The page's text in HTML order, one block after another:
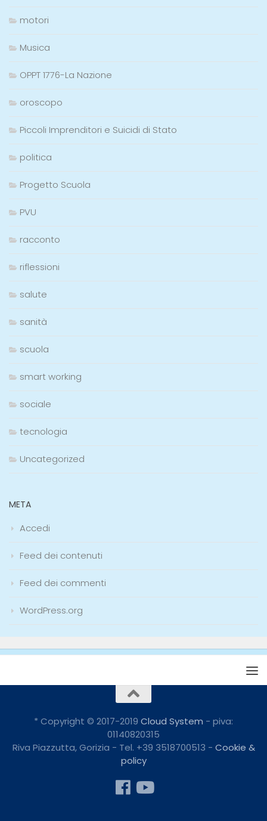
motori
Musica
OPPT 1776-La Nazione
oroscopo
Piccoli Imprenditori e Suicidi di Stato
politica
Progetto Scuola
PVU
racconto
riflessioni
salute
sanità
scuola
smart working
sociale
tecnologia
Uncategorized
META
Accedi
Feed dei contenuti
Feed dei commenti
WordPress.org
* Copyright © 2017-2019 Cloud System - piva:
01140820315
Riva Piazzutta, Gorizia - Tel. +39 3518700513 - Cookie &
policy